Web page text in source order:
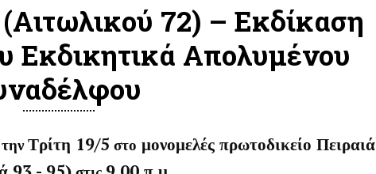
72) – Εκδίκαση
Εκδικητικά Απολυμένου
Τρίτη 19/5 στο μονομελές πρωτοδικείο Πειραιά